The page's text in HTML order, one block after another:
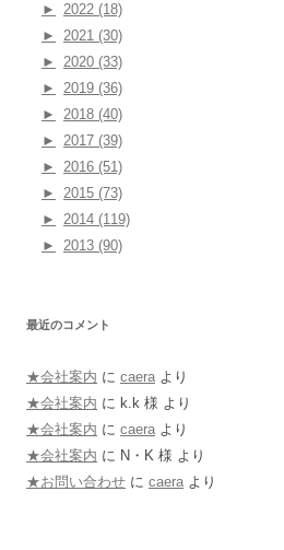
►
2022 (18)
►
2021 (30)
►
2020 (33)
►
2019 (36)
►
2018 (40)
►
2017 (39)
►
2016 (51)
►
2015 (73)
►
2014 (119)
►
2013 (90)
最近のコメント
★会社案内 に caera より
★会社案内 に k.k 様 より
★会社案内 に caera より
★会社案内 に N・K 様 より
★お問い合わせ に caera より